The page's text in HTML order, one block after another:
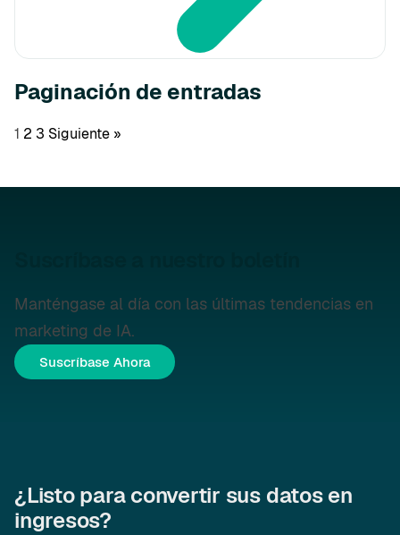
Paginación de entradas
1 2 3 Siguiente »
Manténgase al día con las últimas tendencias en
marketing de IA.
Suscríbase Ahora
¿Listo para convertir sus datos en
ingresos?